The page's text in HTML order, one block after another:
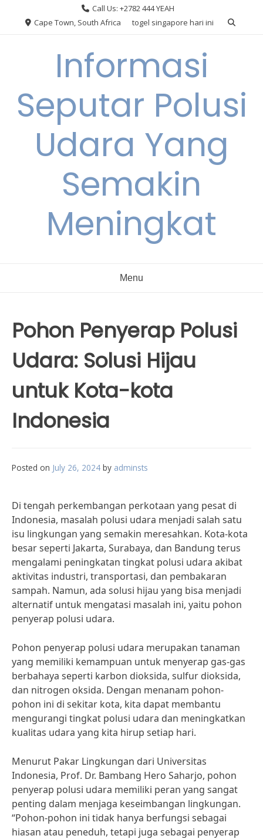
Call Us: +2782 444 YEAH
Cape Town, South Africa
togel singapore hari ini
Informasi
Seputar Polusi
Udara Yang
Semakin
Meningkat
Menu
Pohon Penyerap Polusi
Udara: Solusi Hijau
untuk Kota-kota
Indonesia
Posted on July 26, 2024 by adminsts
Di tengah perkembangan perkotaan yang pesat di
Indonesia, masalah polusi udara menjadi salah satu
isu lingkungan yang semakin meresahkan. Kota-kota
besar seperti Jakarta, Surabaya, dan Bandung terus
mengalami peningkatan tingkat polusi udara akibat
aktivitas industri, transportasi, dan pembakaran
sampah. Namun, ada solusi hijau yang bisa menjadi
alternatif untuk mengatasi masalah ini, yaitu pohon
penyerap polusi udara.
Pohon penyerap polusi udara merupakan tanaman
yang memiliki kemampuan untuk menyerap gas-gas
berbahaya seperti karbon dioksida, sulfur dioksida,
dan nitrogen oksida. Dengan menanam pohon-
pohon ini di sekitar kota, kita dapat membantu
mengurangi tingkat polusi udara dan meningkatkan
kualitas udara yang kita hirup setiap hari.
Menurut Pakar Lingkungan dari Universitas
Indonesia, Prof. Dr. Bambang Hero Saharjo, pohon
penyerap polusi udara memiliki peran yang sangat
penting dalam menjaga keseimbangan lingkungan.
“Pohon-pohon ini tidak hanya berfungsi sebagai
hiasan atau peneduh, tetapi juga sebagai penyerap